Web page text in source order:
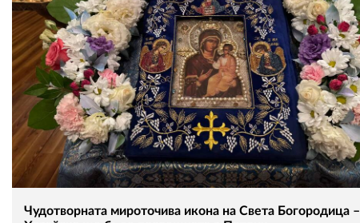
Чудотворната мироточива икона на Света Богородица –